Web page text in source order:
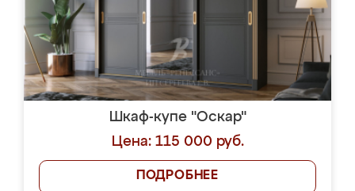
Шкаф-купе "Оскар"
Цена: 115 000 руб.
ПОДРОБНЕЕ